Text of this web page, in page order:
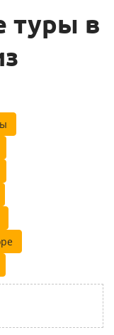
туры в